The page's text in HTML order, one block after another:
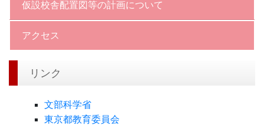
仮設校舎配置図等の計画について
アクセス
リンク
文部科学省
東京都教育委員会